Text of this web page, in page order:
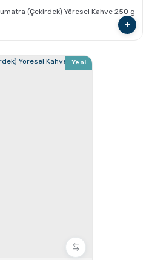
(Çekirdek) Yöresel Kahve 250 g
Yeni